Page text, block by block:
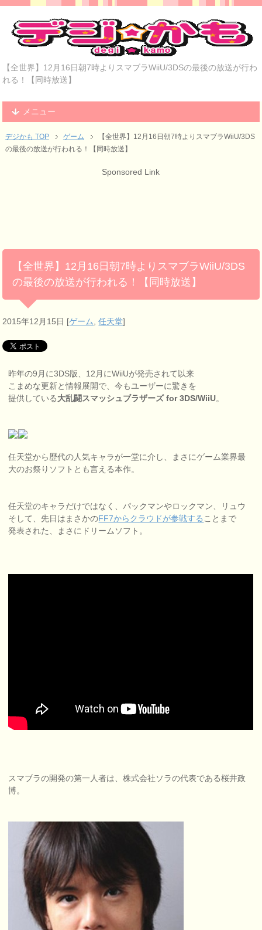
【全世界】12月16日朝7時よりスマブラWiiU/3DSの最後の放送が行わ
れる！【同時放送】
メニュー
デジかも TOP ゲーム
【全世界】12月16日朝7時よりスマブラWiiU/3DS
の最後の放送が行われる！【同時放送】
Sponsored Link
【全世界】12月16日朝7時よりスマブラWiiU/3DS
の最後の放送が行われる！【同時放送】
2015年12月15日 [ゲーム ,任天堂]
昨年の9月に3DS版、12月にWiiUが発売されて以来
こまめな更新と情報展開で、今もユーザーに驚きを
提供している大乱闘スマッシュブラザーズ for 3DS/WiiU。
任天堂から歴代の人気キャラが一堂に介し、まさにゲーム業界最
大のお祭りソフトとも言える本作。
任天堂のキャラだけではなく、パックマンやロックマン、リュウ
そして、先日はまさかのFF7からクラウドが参戦する ことまで
発表された、まさにドリームソフト。
スマブラの開発の第一人者は、株式会社ソラの代表である桜井政
博。